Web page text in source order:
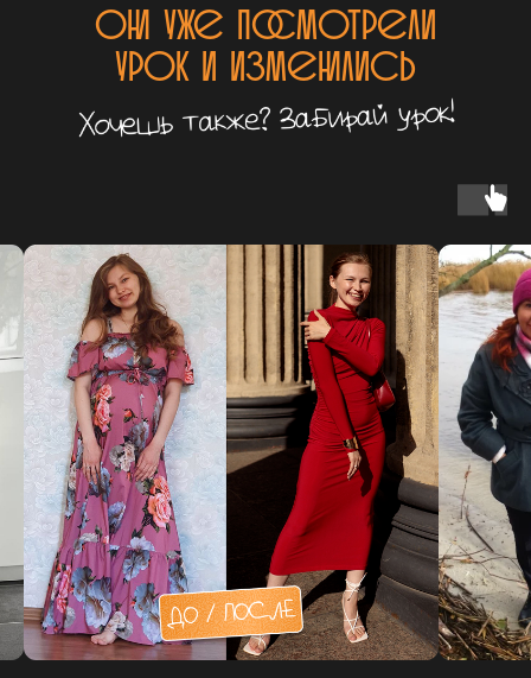
они уже посмотрели
урок и изменились